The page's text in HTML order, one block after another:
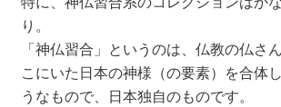
り。
「神仏習合」というのは、仏教の仏さ
こにいた日本の神様（の要素）を合体
うなもので、日本独自のものです。